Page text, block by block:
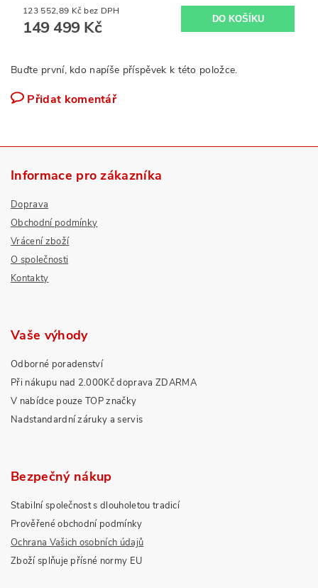
123 552,89 Kč bez DPH
149 499 Kč
Buďte první, kdo napíše příspěvek k této položce.
Přidat komentář
Informace pro zákazníka
Doprava
Obchodní podmínky
Vrácení zboží
O společnosti
Kontakty
Vaše výhody
Odborné poradenství
Při nákupu nad 2.000Kč doprava ZDARMA
V nabídce pouze TOP značky
Nadstandardní záruky a servis
Bezpečný nákup
Stabilní společnost s dlouholetou tradicí
Prověřené obchodní podmínky
Ochrana Vašich osobních údajů
Zboží splňuje přísné normy EU